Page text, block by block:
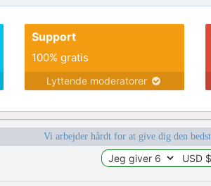
Support
100% gratis
Lyttende moderatorer
Vi arbejder hårdt for at give dig den